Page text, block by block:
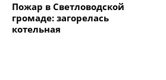
Пожар в Светловодской
громаде: загорелась
котельная